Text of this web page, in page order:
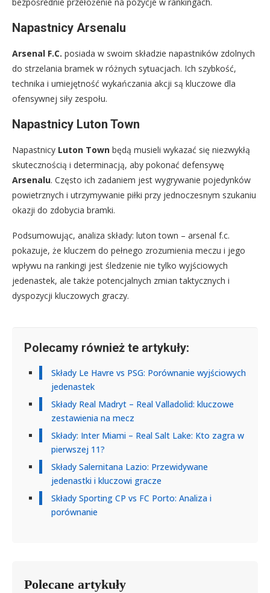
bezpośrednie przełożenie na pozycje w rankingach.
Napastnicy Arsenalu
Arsenal F.C. posiada w swoim składzie napastników zdolnych
do strzelania bramek w różnych sytuacjach. Ich szybkość,
technika i umiejętność wykańczania akcji są kluczowe dla
ofensywnej siły zespołu.
Napastnicy Luton Town
Napastnicy Luton Town będą musieli wykazać się niezwykłą
skutecznością i determinacją, aby pokonać defensywę
Arsenalu. Często ich zadaniem jest wygrywanie pojedynków
powietrznych i utrzymywanie piłki przy jednoczesnym szukaniu
okazji do zdobycia bramki.
Podsumowując, analiza składy: luton town – arsenal f.c.
pokazuje, że kluczem do pełnego zrozumienia meczu i jego
wpływu na rankingi jest śledzenie nie tylko wyjściowych
jedenastek, ale także potencjalnych zmian taktycznych i
dyspozycji kluczowych graczy.
Polecamy również te artykuły:
Składy Le Havre vs PSG: Porównanie wyjściowych
jedenastek
Składy Real Madryt – Real Valladolid: kluczowe
zestawienia na mecz
Składy: Inter Miami – Real Salt Lake: Kto zagra w
pierwszej 11?
Składy Salernitana Lazio: Przewidywane
jedenastki i kluczowi gracze
Składy Sporting CP vs FC Porto: Analiza i
porównanie
Polecane artykuły